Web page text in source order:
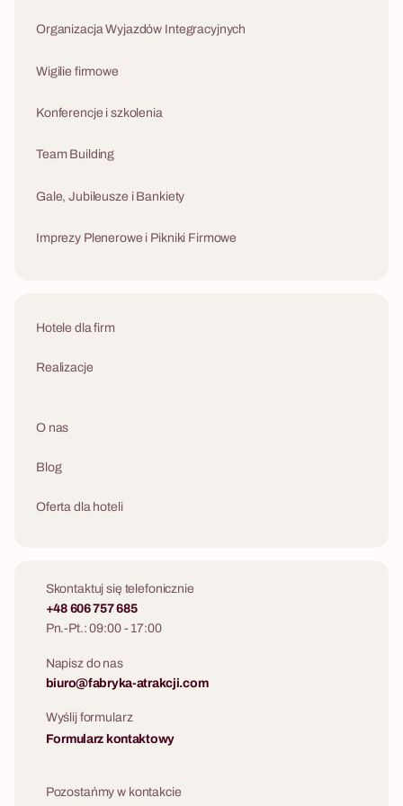
lokalizacji i weryfikacji terenu, przez transport i
eventu. Scenariusz działa jako samodzielna
z hotelem.
Organizacja Wyjazdów Integracyjnych
Wigilie firmowe
Konferencje i szkolenia
Team Building
Gale, Jubileusze i Bankiety
Imprezy Plenerowe i Pikniki Firmowe
Hotele dla firm
Realizacje
O nas
Blog
Oferta dla hoteli
Skontaktuj się telefonicznie
+48 606 757 685
Pn.-Pt.: 09:00 - 17:00
Napisz do nas
biuro@fabryka-atrakcji.com
Wyślij formularz
Formularz kontaktowy
Pozostańmy w kontakcie